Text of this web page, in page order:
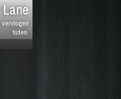
vervlogen
tijden.